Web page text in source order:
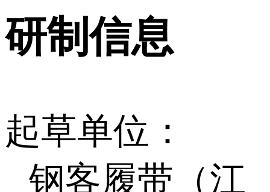
研制信息
起草单位：
钢客履带（江